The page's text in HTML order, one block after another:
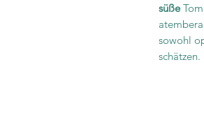
süße
sowohl
schätzen.